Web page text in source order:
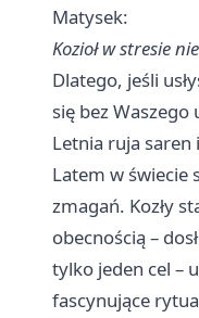
Matysek:
Kozioł w stresie
Dlatego, jeśli
się bez Waszego
Letnia ruja saren
Latem w świecie
zmagań. Kozły
obecnością –
tylko jeden cel –
fascynujące